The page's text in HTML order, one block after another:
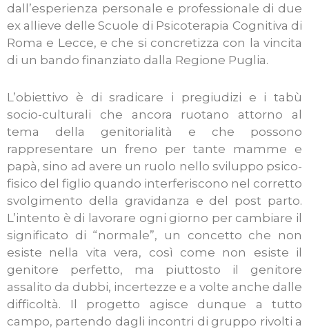
dall’esperienza personale e professionale di due
ex allieve delle Scuole di Psicoterapia Cognitiva di
Roma e Lecce, e che si concretizza con la vincita
di un bando finanziato dalla Regione Puglia.
L’obiettivo è di sradicare i pregiudizi e i tabù
socio-culturali che ancora ruotano attorno al
tema della genitorialità e che possono
rappresentare un freno per tante mamme e
papà, sino ad avere un ruolo nello sviluppo psico-
fisico del figlio quando interferiscono nel corretto
svolgimento della gravidanza e del post parto.
L’intento è di lavorare ogni giorno per cambiare il
significato di “normale”, un concetto che non
esiste nella vita vera, così come non esiste il
genitore perfetto, ma piuttosto il genitore
assalito da dubbi, incertezze e a volte anche dalle
difficoltà. Il progetto agisce dunque a tutto
campo, partendo dagli incontri di gruppo rivolti a